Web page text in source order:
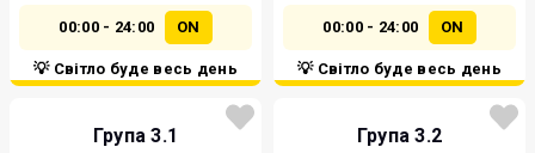
00:00 - 24:00 ON
💡 Світло буде весь день
00:00 - 24:00 ON
💡 Світло буде весь день
Група 3.1 Група 3.2